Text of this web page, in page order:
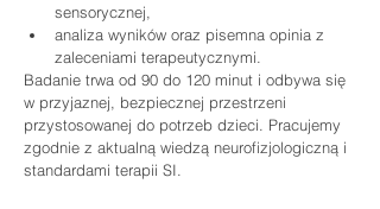
sensorycznej,
analiza wyników oraz pisemna opinia z
zaleceniami terapeutycznymi.
Badanie trwa od 90 do 120 minut i odbywa się
w przyjaznej, bezpiecznej przestrzeni
przystosowanej do potrzeb dzieci. Pracujemy
zgodnie z aktualną wiedzą neurofizjologiczną i
standardami terapii SI.